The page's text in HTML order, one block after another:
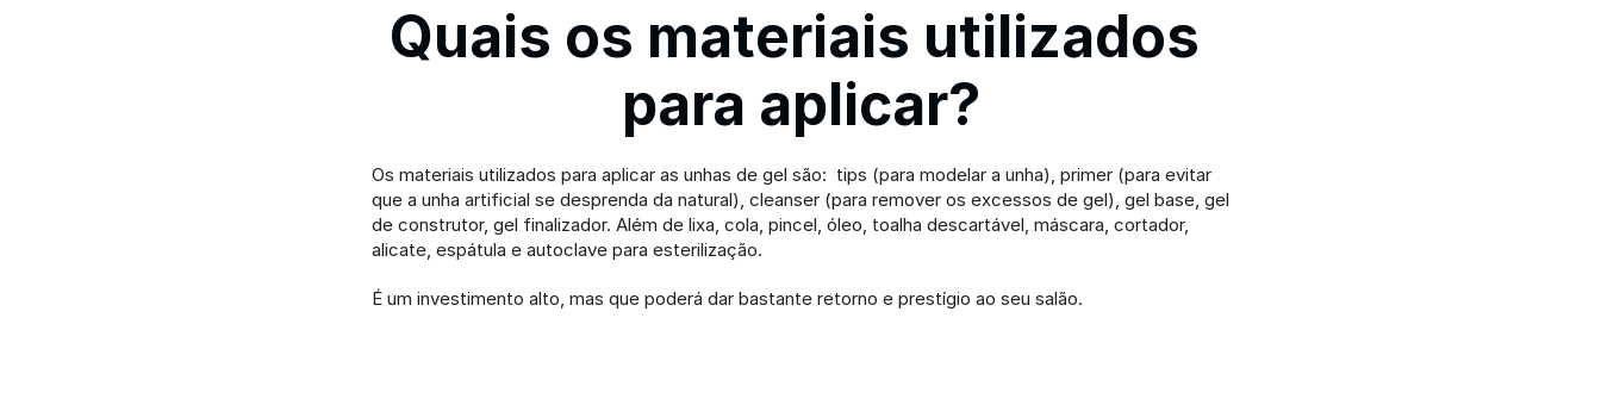
Quais os materiais utilizados
para aplicar?
Os materiais utilizados para aplicar as unhas de gel são:  tips (para modelar a unha), primer (para evitar
que a unha artificial se desprenda da natural), cleanser (para remover os excessos de gel), gel base, gel
de construtor, gel finalizador. Além de lixa, cola, pincel, óleo, toalha descartável, máscara, cortador,
alicate, espátula e autoclave para esterilização.
É um investimento alto, mas que poderá dar bastante retorno e prestígio ao seu salão.